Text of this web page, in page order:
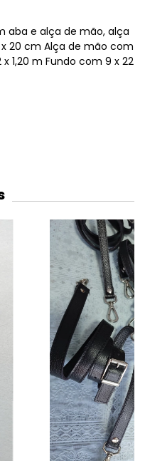
aba e alça de mão, alça
20 cm Alça de mão com
1,20 m Fundo com 9 x 22